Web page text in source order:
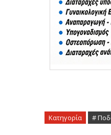
Κατηγορία #